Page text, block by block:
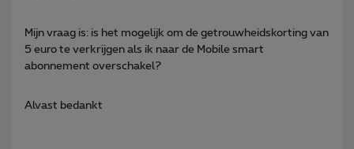
Mijn vraag is: is het mogelijk om de getrouwheidskorting van
5 euro te verkrijgen als ik naar de Mobile smart
abonnement overschakel?
Alvast bedankt